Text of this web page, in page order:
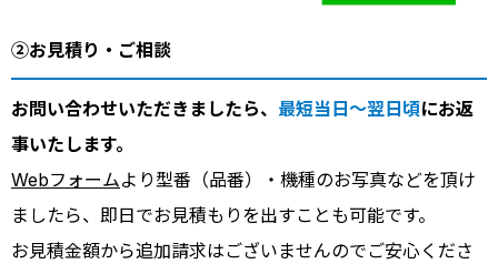
②お見積り・ご相談
お問い合わせいただきましたら、 最短当日～翌日頃にお返
事いたします。
Webフォームより型番（品番）・機種のお写真などを頂け
ましたら、即日でお見積もりを出すことも可能です。
お見積金額から追加請求はございませんのでご安心くださ